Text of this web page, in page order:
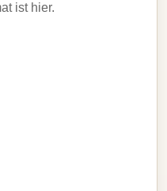
ist hier.